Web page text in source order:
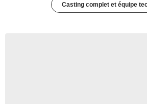
Casting complet et équipe